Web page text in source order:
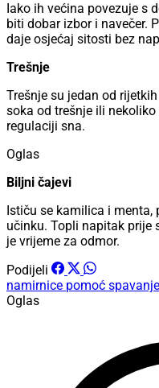
Iako ih većina povezuje s
biti dobar izbor i navečer.
daje osjećaj sitosti bez
Trešnje
Trešnje su jedan od
soka od trešnje ili
regulaciji sna.
Oglas
Biljni čajevi
Ističu se kamilica i
učinku. Topli napitak prije
je vrijeme za odmor.
Podijeli
namirnice pomoć spavanje
Oglas